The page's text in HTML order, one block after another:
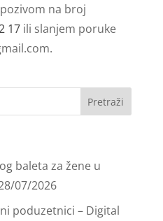
na broj
17ili slanjem poruke
.
baleta za žene u
07/2026
poduzetnici – Digital